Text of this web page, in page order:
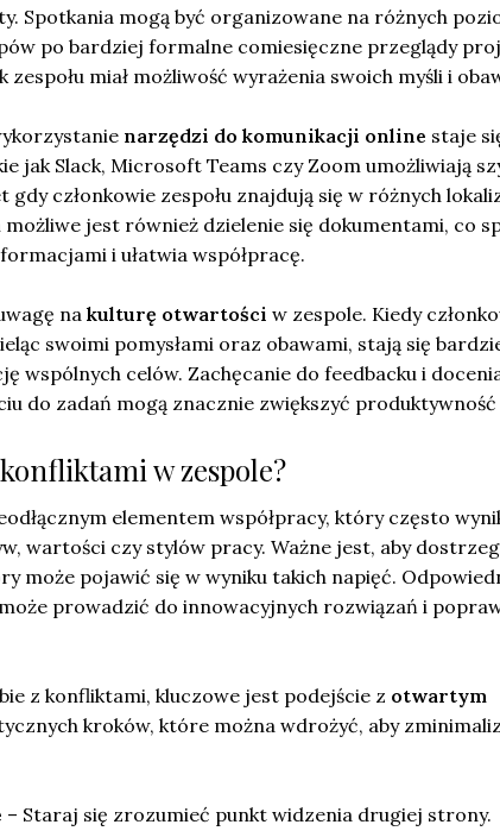
Spotkania mogą być organizowane na różnych
po bardziej formalne comiesięczne przeglądy
zespołu miał możliwość wyrażenia swoich myśli i
narzędzi do komunikacji online staje
jak Slack, Microsoft Teams czy Zoom umożliwiają
członkowie zespołu znajdują się w różnych
jest również dzielenie się dokumentami, co
i ułatwia współpracę.
na kulturę otwartości w zespole. Kiedy
swoimi pomysłami oraz obawami, stają się
wspólnych celów. Zachęcanie do feedbacku i
do zadań mogą znacznie zwiększyć produktywność
w zespole?
elementem współpracy, który często
wartości czy stylów pracy. Ważne jest, aby
może pojawić się w wyniku takich napięć.
prowadzić do innowacyjnych rozwiązań i
z konfliktami, kluczowe jest podejście z otwartym
kroków, które można wdrożyć, aby
– Staraj się zrozumieć punkt widzenia drugiej strony.